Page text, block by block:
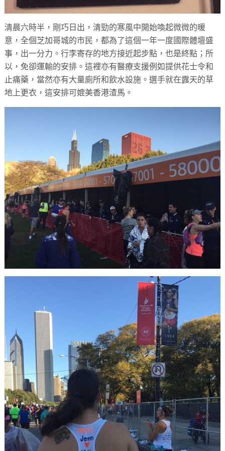
清晨六時半，剛巧日出，清勁的寒風中開始喚起微微的暖
意，全個芝加哥城的市民，都為了這個一年一度國際體壇盛
事，出一分力。行李寄存的地方接近起步點，也是終點；所
以，免卻運輸的安排。這裡亦有醫療支援例如提供花士令和
止痛藥，當然亦有大量廁所和飲水設施。選手就在露天的草
地上更衣，這安排可媲美香港渣馬。